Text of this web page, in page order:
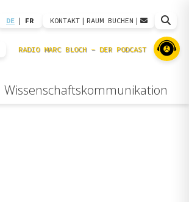
DE | FR KONTAKT | RAUM BUCHEN |
Wissenschaftskommunikation